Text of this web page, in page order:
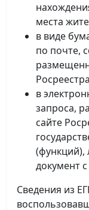
места
в виде
по почте,
в
запроса,
сайте
(функций),
документ
Сведения из